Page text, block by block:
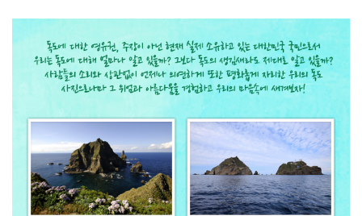
포 U
R
L
복
사
공
하
기
기
게
변
경
하
기
변
경
하